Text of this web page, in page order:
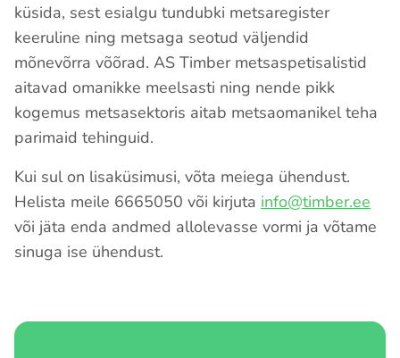
küsida, sest esialgu tundubki metsaregister
keeruline ning metsaga seotud väljendid
mõnevõrra võõrad. AS Timber metsaspetisalistid
aitavad omanikke meelsasti ning nende pikk
kogemus metsasektoris aitab metsaomanikel teha
parimaid tehinguid.
Kui sul on lisaküsimusi, võta meiega ühendust.
Helista meile 6665050 või kirjuta info@timber.ee
või jäta enda andmed allolevasse vormi ja võtame
sinuga ise ühendust.